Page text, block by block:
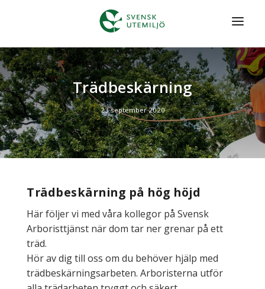
HEM
TRÄDGÅRD & SKÖTSEL
ANLÄGGNING
SNÖRÖJNING
OFFENTLIG MILJÖ
MENY
FÖRFRÅGAN
Trädbeskärning
23 september 2020
Trädbeskärning på hög höjd
Här följer vi med våra kollegor på Svensk
Arboristtjänst när dom tar ner grenar på ett
träd.
Hör av dig till oss om du behöver hjälp med
trädbeskärningsarbeten. Arboristerna utför